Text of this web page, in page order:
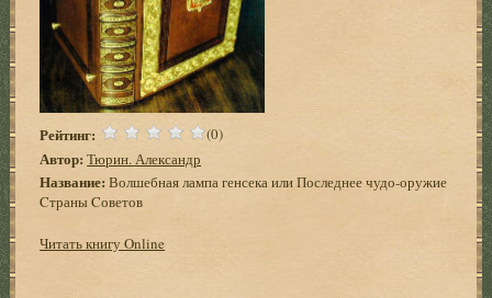
Рейтинг: (0)
Автор: Тюрин. Александр
Название: Волшебная лампа генсека или Последнее чудо-оружие
Cтраны Cоветов
Читать книгу Online